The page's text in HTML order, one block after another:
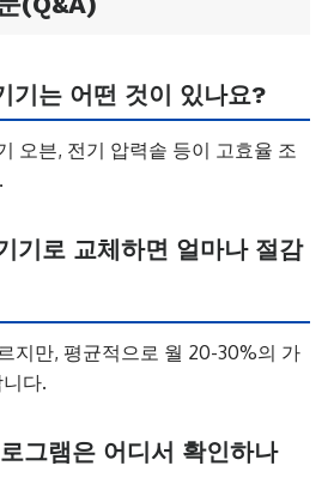
기는 어떤 것이 있나요?
오븐, 전기 압력솥 등이 고효율 조
기로 교체하면 얼마나 절감
지만, 평균적으로 월 20-30%의 가
다.
그램은 어디서 확인하나